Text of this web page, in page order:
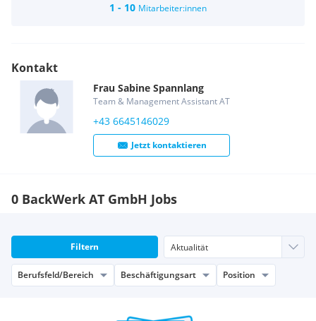
1 - 10 Mitarbeiter:innen
Kontakt
Frau Sabine Spannlang
Team & Management Assistant AT
+43 6645146029
Jetzt kontaktieren
0 BackWerk AT GmbH Jobs
Filtern
Berufsfeld/Bereich Beschäftigungsart Position